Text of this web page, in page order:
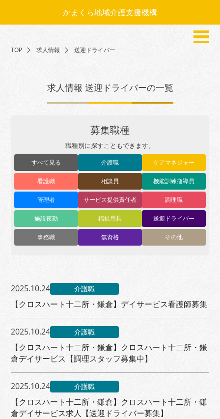
かまくら地域介護支援機構
TOP 求人情報 送迎ドライバー
求人情報 送迎ドライバーの一覧
募集職種
職種別に探すこともできます。
すべて見る 介護職 ケアマネジャー
看護職 相談員 機能訓練指導員
管理者 サービス提供責任者 調理職
施設夜勤 福祉用具 送迎ドライバー
事務職 無資格 その他
2025.10.24 介護職
【クロスハート十二所・鎌倉】デイサービス看護師募集
2025.10.24 介護職
【クロスハート十二所・鎌倉】クロスハート十二所・鎌
倉デイサービス【調理スタッフ募集中】
2025.10.24 介護職
【クロスハート十二所・鎌倉】クロスハート十二所・鎌
倉デイサービス求人【送迎ドライバー募集】